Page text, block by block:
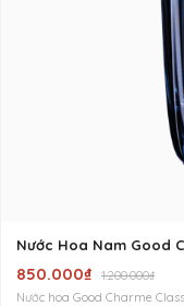
Nước Hoa Nam Good
850.000₫
1.200.000₫
Nước hoa Good Charme